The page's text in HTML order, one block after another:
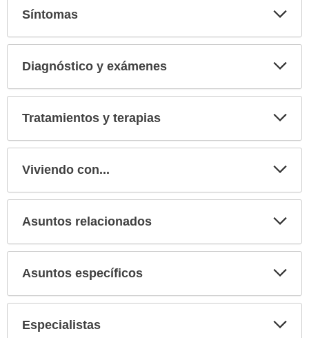
Síntomas
Diagnóstico y exámenes
Tratamientos y terapias
Viviendo con...
Asuntos relacionados
Asuntos específicos
Especialistas